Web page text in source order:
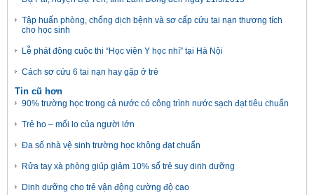
Tập huấn phòng, chống dịch bệnh và sơ cấp cứu tai nạn thương tích
cho học sinh
Lễ phát động cuộc thi “Học viện Y học nhí” tại Hà Nội
Cách sơ cứu 6 tai nạn hay gặp ở trẻ
Tin cũ hơn
90% trường học trong cả nước có công trình nước sạch đạt tiêu chuẩn
Trẻ ho – mối lo của người lớn
Đa số nhà vệ sinh trường học không đạt chuẩn
Rửa tay xà phòng giúp giảm 10% số trẻ suy dinh dưỡng
Dinh dưỡng cho trẻ vận động cường độ cao